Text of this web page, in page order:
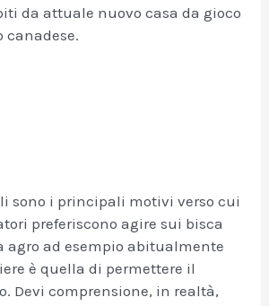
da attuale nuovo casa da gioco
canadese.
sono i principali motivi verso cui
preferiscono agire sui bisca
agro ad esempio abitualmente
è quella di permettere il
Devi comprensione, in realtà,